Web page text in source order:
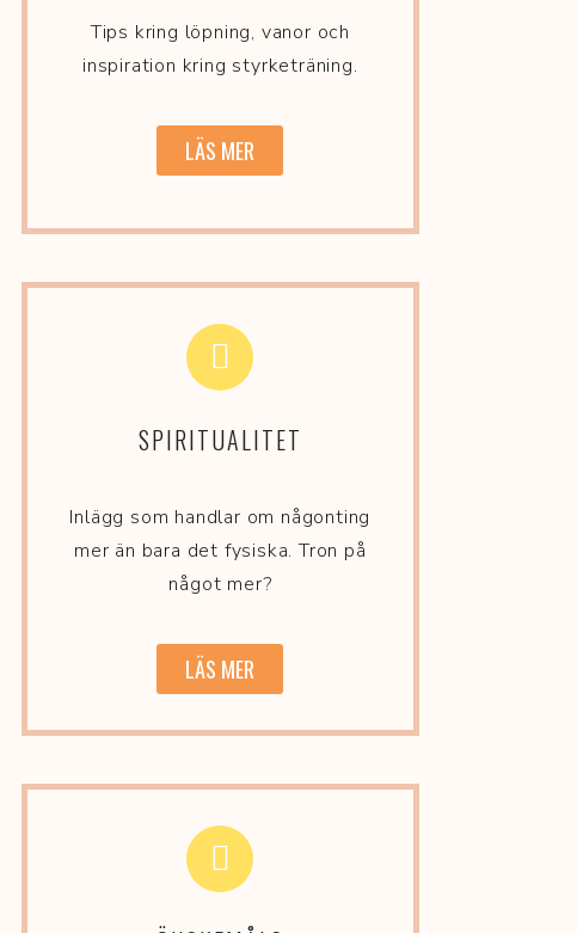
Tips kring löpning, vanor och
inspiration kring styrketräning.
LÄS MER
SPIRITUALITET
Inlägg som handlar om någonting
mer än bara det fysiska. Tron på
något mer?
LÄS MER